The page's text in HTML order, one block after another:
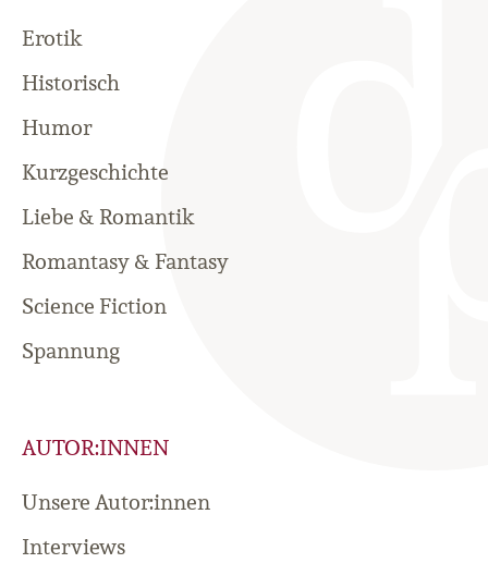
Erotik
Historisch
Humor
Kurzgeschichte
Liebe & Romantik
Romantasy & Fantasy
Science Fiction
Spannung
AUTOR:INNEN
Unsere Autor:innen
Interviews